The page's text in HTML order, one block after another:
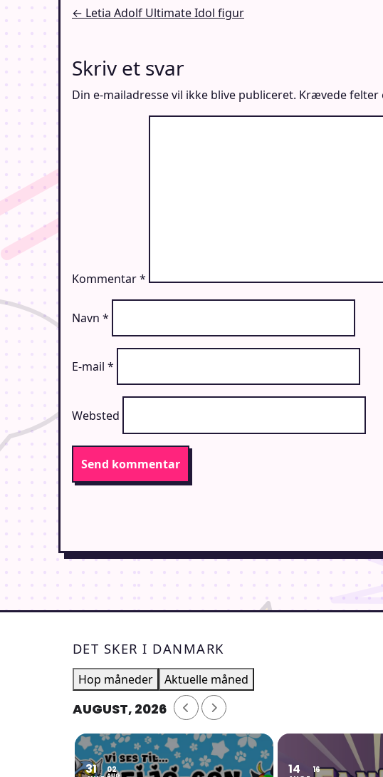
Indlægsnavigation
← Letia Adolf Ultimate Idol figur
Skriv et svar
Din e-mailadresse vil ikke blive publiceret. Krævede felter
Kommentar*
Navn *
E-mail *
Websted
DET SKER I DANMARK
Hop måneder Aktuelle måned
AUGUST, 2026
31 02 14 16